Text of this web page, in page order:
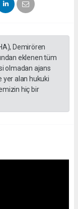
Demirören
eklenen tüm
olmadan ajans
yer alan hukuki
hiç bir